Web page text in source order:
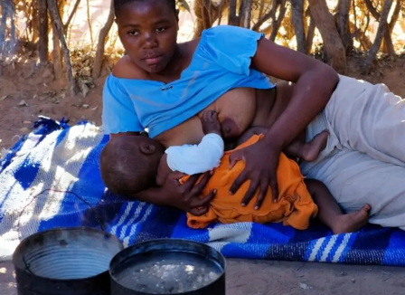
Todas las actividades gratuitas y abiertas a toda la
comunidad. Algunas actividades requieren inscripción por
cupo, información que será dada en la semana de los
encuentros.
Lugares (revisar según corresponda a cada actividad):
•Auditorio Illia
•Museo de la Ciudad
manera que el 100% de los efectores de atención
primaria del municipio brindan ahora tratamientos
de salud mental.